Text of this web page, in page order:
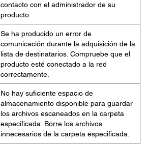
contacto con el administrador de su
producto.
Se ha producido un error de
comunicación durante la adquisición de la
lista de destinatarios. Compruebe que el
producto esté conectado a la red
correctamente.
No hay suficiente espacio de
almacenamiento disponible para guardar
los archivos escaneados en la carpeta
especificada. Borre los archivos
innecesarios de la carpeta especificada.